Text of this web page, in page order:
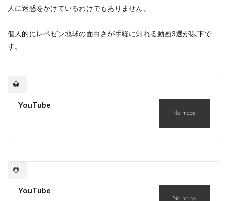
人に迷惑をかけているわけでもありません。
個人的にレペゼン地球の面白さが手軽に知れる動画3選が以下で
す。
YouTube
YouTube